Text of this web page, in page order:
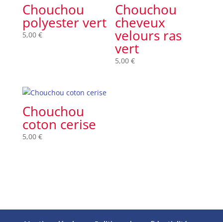
Chouchou
polyester vert
5,00 €
Chouchou
cheveux
velours ras
vert
5,00€
Chouchou
coton cerise
5,00 €